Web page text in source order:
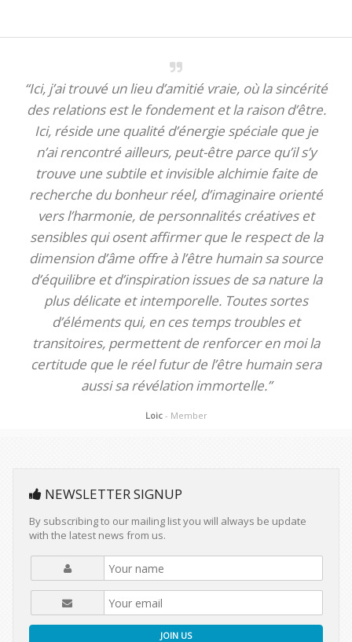
“Ici, j’ai trouvé un lieu d’amitié vraie, où la sincérité
des relations est le fondement et la raison d’être.
Ici, réside une qualité d’énergie spéciale que je
n’ai rencontré ailleurs, peut-être parce qu’il s’y
trouve une subtile et invisible alchimie faite de
recherche du bonheur réel, d’imaginaire orienté
vers l’harmonie, de personnalités créatives et
sensibles qui osent affirmer que le respect de la
dimension d’âme offre à l’être humain sa source
d’équilibre et d’inspiration issues de sa nature la
plus délicate et intemporelle. Toutes sortes
d’éléments qui, en ces temps troubles et
transitoires, permettent de renforcer en moi la
certitude que le réel futur de l’être humain sera
aussi sa révélation immortelle.”
Loic - Member
NEWSLETTER SIGNUP
By subscribing to our mailing list you will always be update
with the latest news from us.
JOIN US